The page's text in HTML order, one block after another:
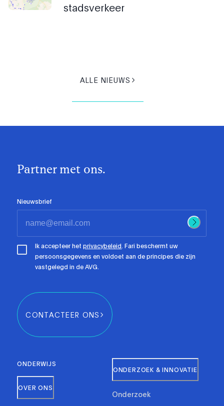
stadsverkeer
ALLE NIEUWS
Partner met ons.
Nieuwsbrief
Ik accepteer hetprivacybeleid. Fari beschermt uw
persoonsgegevens en voldoet aan de principes die zijn
vastgelegd in de AVG.
CONTACTEER ONS
ONDERWIJS
OVER ONS
ONDERZOEK & INNOVATIE
Onderzoek